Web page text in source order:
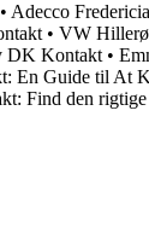
• Adecco
• VW
DK Kontakt •
En Guide til At
Find den